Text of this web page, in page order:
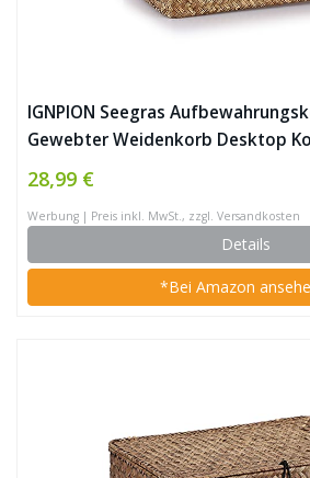
IGNPION Seegras
Gewebter Weidenkorb Desktop
Badezimmer Aufbewahrung
Wohnzimmer Dekorativ Unter
Aufbewahrungskorb (XL,
28,99 €
Werbung | Preis inkl. MwSt., zzgl. Versandkosten
Details
*Bei Amazon